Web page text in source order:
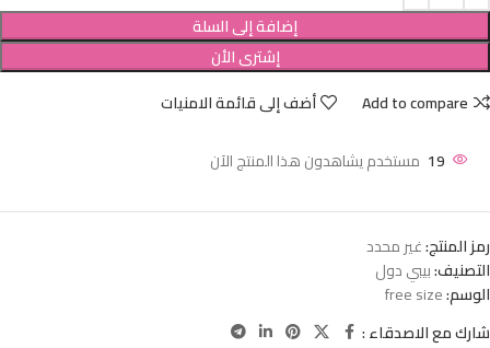
إضافة إلى السلة
إشترى الأن
Add to compare
أضف إلى قائمة الامنيات
19 مستخدم يشاهدون هذا المنتج الآن
رمز المنتج:غير محدد
التصنيف:بيبي دول
الوسم:free size
شارك مع الاصدقاء :